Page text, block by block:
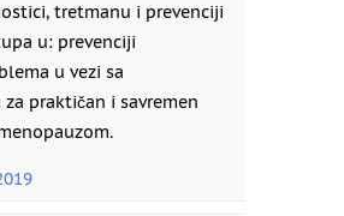
tretmanu i prevenciji
u: prevenciji
u vezi sa
praktičan i savremen